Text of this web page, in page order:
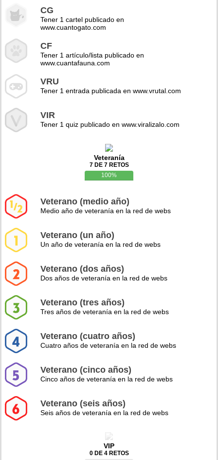
CG
Tener 1 cartel publicado en
www.cuantogato.com
CF
Tener 1 artículo/lista publicado en
www.cuantafauna.com
VRU
Tener 1 entrada publicada en www.vrutal.com
VIR
Tener 1 quiz publicado en www.viralizalo.com
Veteranía
7 DE 7 RETOS
100%
Veterano (medio año)
Medio año de veteranía en la red de webs
Veterano (un año)
Un año de veteranía en la red de webs
Veterano (dos años)
Dos años de veteranía en la red de webs
Veterano (tres años)
Tres años de veteranía en la red de webs
Veterano (cuatro años)
Cuatro años de veteranía en la red de webs
Veterano (cinco años)
Cinco años de veteranía en la red de webs
Veterano (seis años)
Seis años de veteranía en la red de webs
VIP
0 DE 4 RETOS